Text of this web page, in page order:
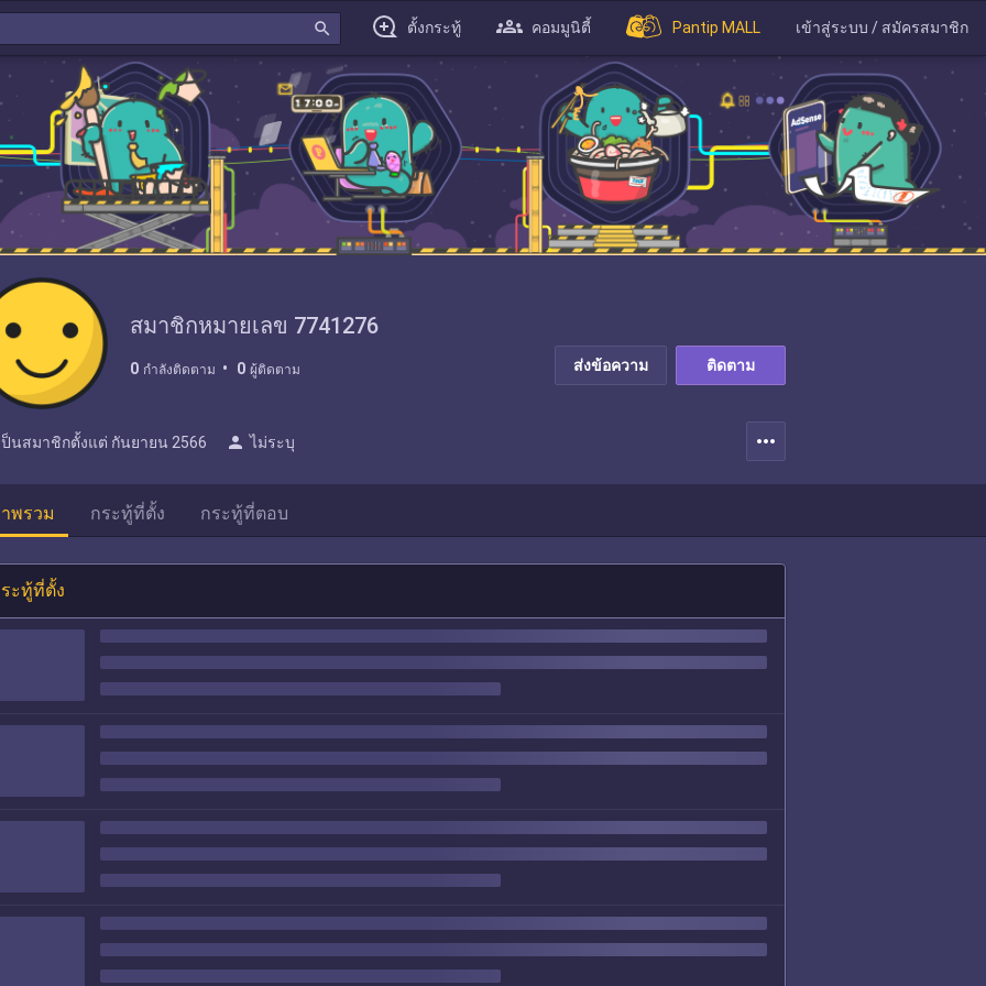
search ตั้งกระทู้ คอมมูนิตี้ Pantip MALL เข้าสู่ระบบ / สมัครสมาชิก
สมาชิกหมายเลข 7741276
0 กำลังติดตาม 0 ผู้ติดตาม ส่งข้อความ ติดตาม
ป็นสมาชิกตั้งแต่ กันยายน 2566 person ไม่ระบุ more_horiz
พรวม กระทู้ที่ตั้ง กระทู้ที่ตอบ
ะทู้ที่ตั้ง